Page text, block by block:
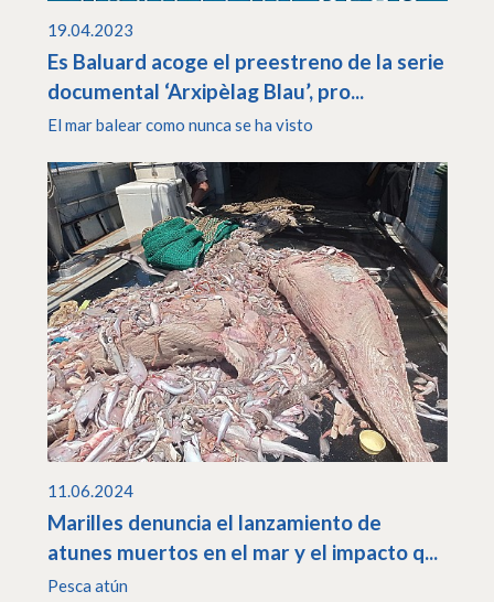
19.04.2023
Es Baluard acoge el preestreno de la serie
documental ‘Arxipèlag Blau’, pro...
El mar balear como nunca se ha visto
11.06.2024
Marilles denuncia el lanzamiento de
atunes muertos en el mar y el impacto q...
Pesca atún